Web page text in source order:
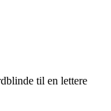
til en lettere